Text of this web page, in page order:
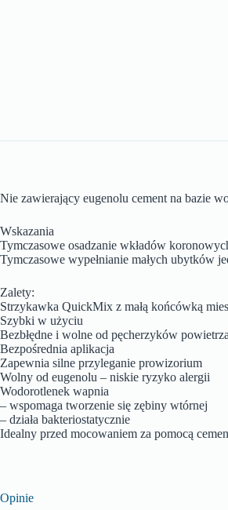
Nie zawierający eugenolu cement na bazie
Wskazania
Tymczasowe osadzanie wkładów
Tymczasowe wypełnianie małych ubytków
Zalety:
Strzykawka QuickMix z małą końcówką
Szybki w użyciu
Bezbłędne i wolne od pęcherzyków
Bezpośrednia aplikacja
Zapewnia silne przyleganie prowizorium
Wolny od eugenolu – niskie ryzyko alergii
Wodorotlenek wapnia
– wspomaga tworzenie się zębiny wtórnej
– działa bakteriostatycznie
Idealny przed mocowaniem za pomocą
Opinie